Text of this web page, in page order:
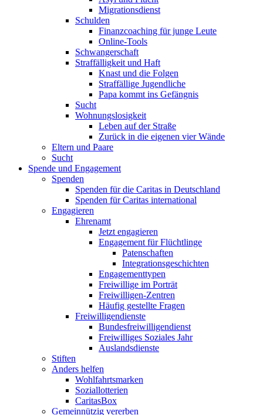
Migrationsdienst
Schulden
Finanzcoaching für junge Leute
Online-Tools
Schwangerschaft
Straffälligkeit und Haft
Knast und die Folgen
Straffällige Jugendliche
Papa kommt ins Gefängnis
Sucht
Wohnungslosigkeit
Leben auf der Straße
Zurück in die eigenen vier Wände
Eltern und Paare
Sucht
Spende und Engagement
Spenden
Spenden für die Caritas in Deutschland
Spenden für Caritas international
Engagieren
Ehrenamt
Jetzt engagieren
Engagement für Flüchtlinge
Patenschaften
Integrationsgeschichten
Engagementtypen
Freiwillige im Porträt
Freiwilligen-Zentren
Häufig gestellte Fragen
Freiwilligendienste
Bundesfreiwilligendienst
Freiwilliges Soziales Jahr
Auslandsdienste
Stiften
Anders helfen
Wohlfahrtsmarken
Soziallotterien
CaritasBox
Gemeinnützig vererben